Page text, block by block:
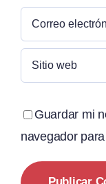
Guardar mi
navegador